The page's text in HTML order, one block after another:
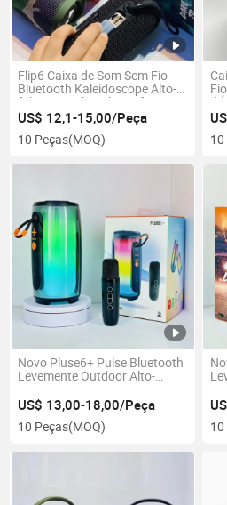
Flip6 Caixa de Som Sem Fio
Bluetooth Kaleidoscope Alto-
falante Duplo Subwoofer para
Exterior Cartão TWS
US$ 12,1-15,00/Peça
10 Peças(MOQ) 10
Novo Pluse6+ Pulse Bluetooth
Levemente Outdoor Alto-
US$ 13,00-18,00/Peça
10 Peças(MOQ) 10